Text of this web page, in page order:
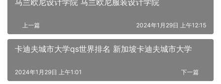
上一篇 2024年1月29日 上午12:15
卡迪夫城市大学qs世界排名 新加坡卡迪夫城市大学
下一篇
2024年1月29日 上午1:01